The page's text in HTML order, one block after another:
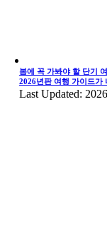
봄에 꼭 가봐야 할 단기
2026년판 여행 가이드가
Last Updated: